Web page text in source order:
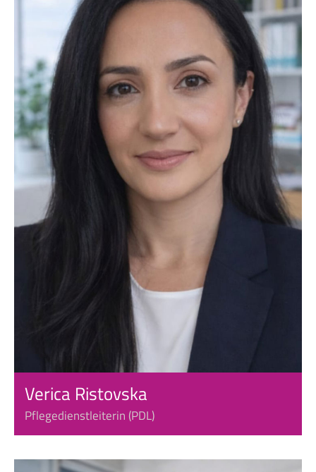
Verica Ristovska
Pflegedienstleiterin (PDL)